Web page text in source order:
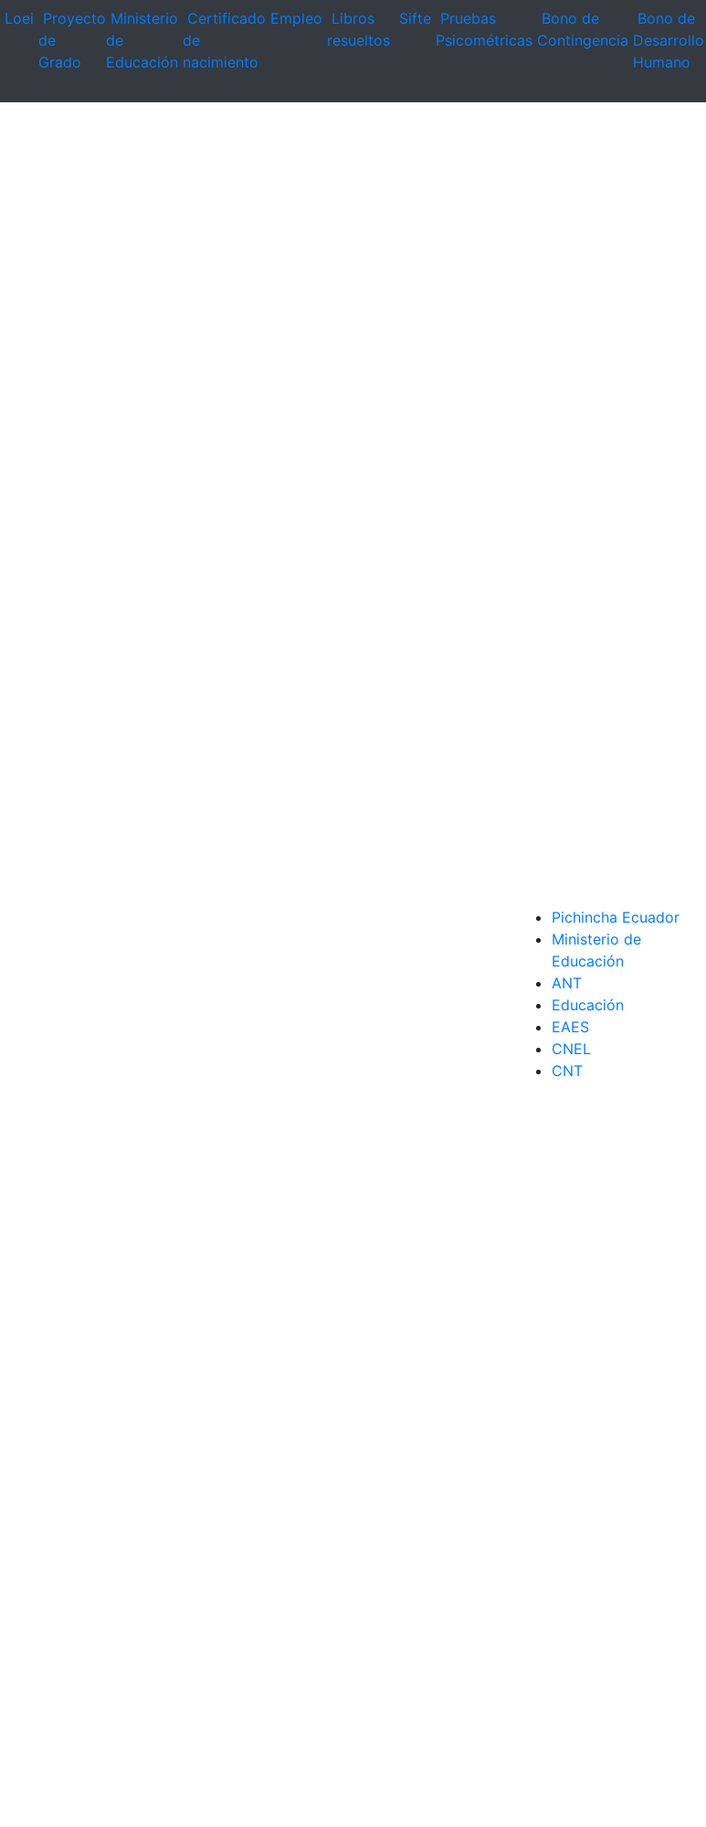
Loei Proyecto
de
Grado
Ministerio
de
Educación
Certificado
de
nacimiento
Empleo Libros
resueltos
Sifte Pruebas
Psicométricas
Bono de
Contingencia
Bono de
Desarrollo
Humano
Pichincha Ecuador
Ministerio de
Educación
ANT
Educación
EAES
CNEL
CNT